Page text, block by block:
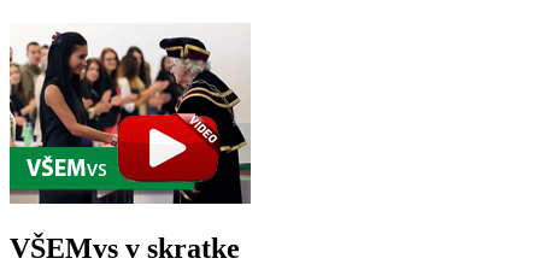
VŠEMvs v skratke